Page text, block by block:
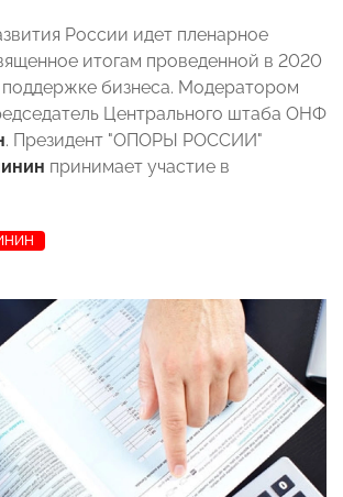
России идет пленарное
итогам проведенной в 2020
бизнеса. Модератором
Центрального штаба ОНФ
. Президент "ОПОРЫ РОССИИ"
принимает участие в